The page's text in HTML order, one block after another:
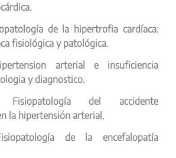
de la hipertrofia cardíaca:
fisiológica y patológica.
arterial e insuficiencia
y diagnostico.
Fisiopatología del accidente
la hipertensión arterial.
de la encefalopatía